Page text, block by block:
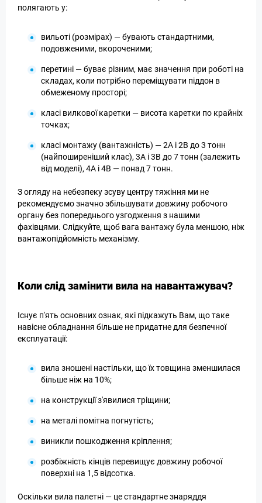
полягають у:
вильоті (розмірах) — бувають стандартними,
подовженими, вкороченими;
перетині — буває різним, має значення при роботі на
складах, коли потрібно переміщувати піддон в
обмеженому просторі;
класі вилкової каретки — висота каретки по крайніх
точках;
класі монтажу (вантажність) — 2А і 2В до 3 тонн
(найпоширеніший клас), 3А і 3В до 7 тонн (залежить
від моделі), 4А і 4В — понад 7 тонн.
З огляду на небезпеку зсуву центру тяжіння ми не
рекомендуємо значно збільшувати довжину робочого
органу без попереднього узгодження з нашими
фахівцями. Слідкуйте, щоб вага вантажу була меншою, ніж
вантажопідйомність механізму.
Коли слід замінити вила на навантажувач?
Існує п'ять основних ознак, які підкажуть Вам, що таке
навісне обладнання більше не придатне для безпечної
експлуатації:
вила зношені настільки, що їх товщина зменшилася
більше ніж на 10%;
на конструкції з'явилися тріщини;
на металі помітна погнутість;
виникли пошкодження кріплення;
розбіжність кінців перевищує довжину робочої
поверхні на 1,5 відсотка.
Оскільки вила палетні — це стандартне знаряддя